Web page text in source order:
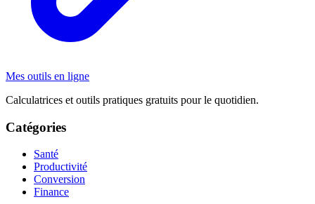
Mes outils en ligne
Calculatrices et outils pratiques gratuits pour le quotidien.
Catégories
Santé
Productivité
Conversion
Finance